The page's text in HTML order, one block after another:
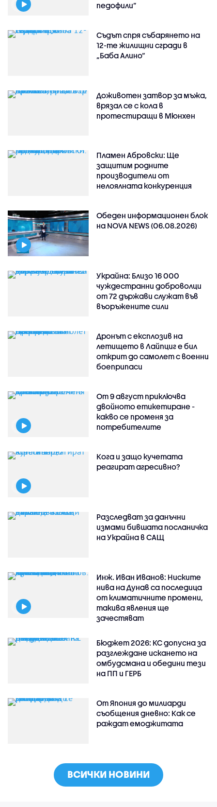
педофили”
Съдът спря събарянето на
12-те жилищни сгради в
„Баба Алино“
Доживотен затвор за мъжа,
врязал се с кола в
протестиращи в Мюнхен
Пламен Абровски: Ще
защитим родните
производители от
нелоялната конкуренция
Обеден информационен блок
на NOVA NEWS (06.08.2026)
Украйна: Близо 16 000
чуждестранни доброволци
от 72 държави служат във
въоръжените сили
Дронът с експлозив на
летището в Лайпциг е бил
открит до самолет с военни
боеприпаси
От 9 август приключва
двойното етикетиране -
какво се променя за
потребителите
Кога и защо кучетата
реагират агресивно?
Разследват за данъчни
измами бившата посланичка
на Украйна в САЩ
Инж. Иван Иванов: Ниските
нива на Дунав са последица
от климатичните промени,
такива явления ще
зачестяват
Бюджет 2026: КС допусна за
разглеждане искането на
омбудсмана и обедини тези
на ПП и ГЕРБ
От Япония до милиарди
съобщения дневно: Как се
раждат емоджитата
ВСИЧКИ НОВИНИ